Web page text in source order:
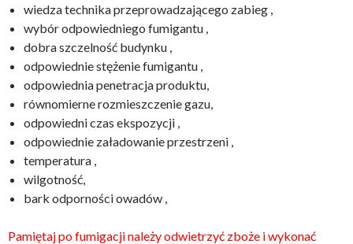
wiedza technika przeprowadzającego zabieg ,
wybór odpowiedniego fumigantu ,
dobra szczelność budynku ,
odpowiednie stężenie fumigantu ,
odpowiednia penetracja produktu,
równomierne rozmieszczenie gazu,
odpowiedni czas ekspozycji ,
odpowiednie załadowanie przestrzeni ,
temperatura ,
wilgotność,
bark odporności owadów ,
Pamiętaj po fumigacji należy odwietrzyć zboże i wykonać